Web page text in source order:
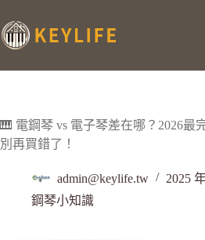
🎹 電鋼琴 vs 電子琴差在哪？2026最
別再買錯了！
admin@keylife.tw
2025
鋼琴小知識